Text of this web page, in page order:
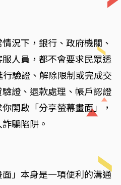
況下，銀行、政府機關、
人員，都不會要求民眾透
驗證、解除限制或完成交
證、退款處理、帳戶認證
開啟「分享螢幕畫面」，
騙陷阱。
」本身是一項便利的溝通